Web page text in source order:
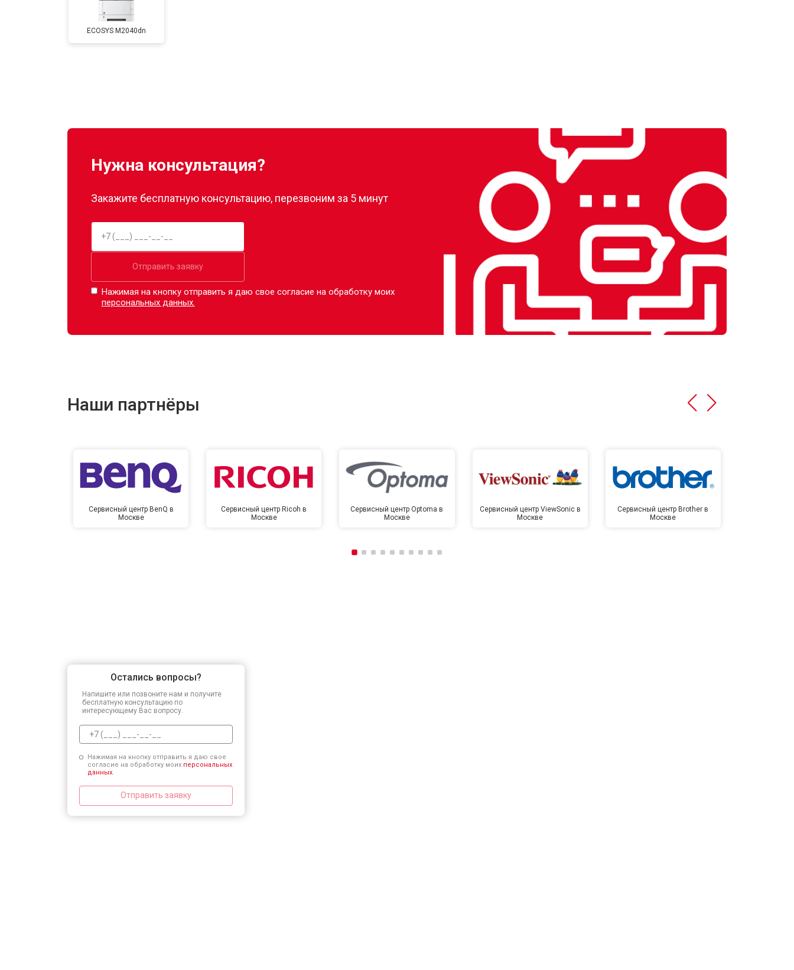
Замена вала
ECOSYS M2040dn
Нужна консультация?
Закажите бесплатную консультацию, перезвоним за 5 минут
Отправить заявку
Нажимая на кнопку отправить я даю свое согласие на обработку моих
персональных данных.
Наши партнёры
Сервисный центр BenQ в
Москве
Сервисный центр Ricoh в
Москве
Сервисный центр Optoma в
Москве
Сервисный центр ViewSonic в
Москве
Сервисный центр Brother в
Москве
Остались вопросы?
Напишите или позвоните нам и получите
бесплатную консультацию по
интересующему Вас вопросу.
Нажимая на кнопку отправить я даю свое
согласие на обработку моих персональных
данных.
Отправить заявку